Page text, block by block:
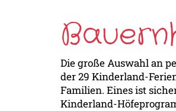
Die große Auswahl an
der 29 Kinderland-
Familien. Eines ist
Kinderland-